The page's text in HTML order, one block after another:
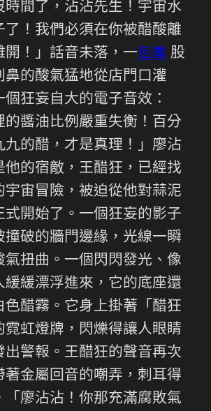
時間了，沾沾先生！宇宙水
了！我們必須在你被醋酸離
開！」話音未落，一包養 股
鼻的酸氣猛地從店門口灌
狂妄自大的電子音效：
的醬油比例嚴重失衡！百分
九的醋，才是真理！」廖沾
他的宿敵，王醋狂，已經找
宇宙冒險，被迫從他對蒜泥
式開始了。一個狂妄的影子
撞破的牆門邊緣，光線一瞬
氣扭曲。一個閃閃發光、像
緩緩漂浮進來，它的底座還
色醋霧。它身上掛著「醋狂
霓虹燈牌，閃爍得讓人眼睛
出警報。王醋狂的聲音再次
著金屬回音的嘲弄，刺耳得
「廖沾沾！你那充滿腐敗氣